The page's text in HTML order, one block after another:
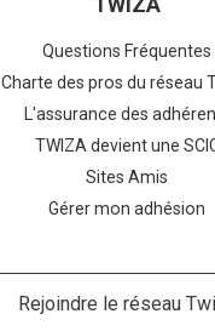
Questions Fréquentes
Charte des pros du réseau
L'assurance des
TWIZA devient une
Sites Amis
Gérer mon adhésion
Rejoindre le réseau